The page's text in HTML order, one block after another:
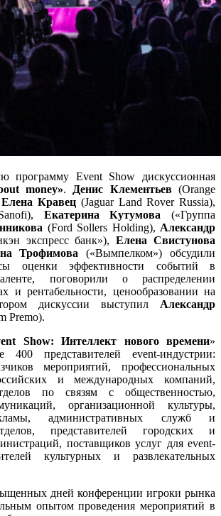
программу Event Show дискуссионная
money».Денис Клементьев(Orange
Елена Кравец (Jaguar Land Rover Russia),
Екатерина Кутумова(«Группа
(Ford Sollers Holding), Александр
экспресс банк»),Елена Свистунова
Трофимова(«Вымпелком») обсудили
оценки эффективности событий в
поговорили о распределении
и рентабельности, ценообразовании на
дискуссии выступил Александр
Premo).
Show: Интеллект нового времени»
400 представителей event-индустрии:
мероприятий, профессиональных
и международных компаний,
по связям с общественностью,
организационной культуры,
административных служб и
представителей городских и
поставщиков услуг для event-
культурных и развлекательных
дней конференции игроки рынка
опытом проведения мероприятий в